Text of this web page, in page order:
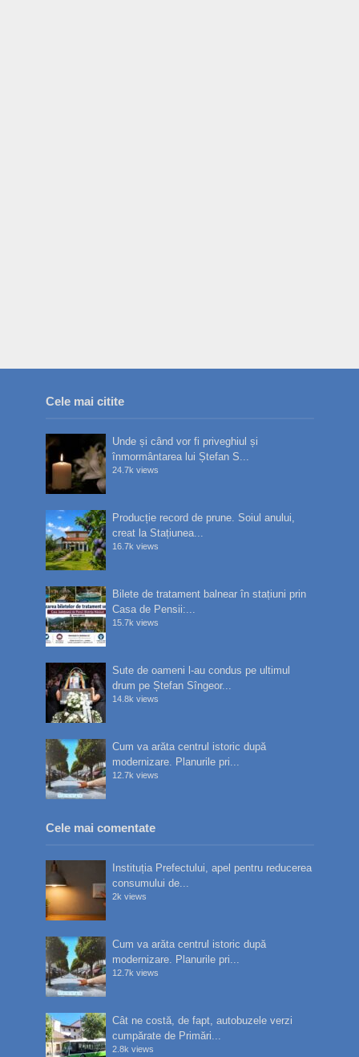
Cele mai citite
Unde și când vor fi priveghiul și
înmormântarea lui Ștefan S...
24.7k views
Producție record de prune. Soiul anului,
creat la Stațiunea...
16.7k views
Bilete de tratament balnear în stațiuni prin
Casa de Pensii:...
15.7k views
Sute de oameni l-au condus pe ultimul
drum pe Ștefan Sîngeor...
14.8k views
Cum va arăta centrul istoric după
modernizare. Planurile pri...
12.7k views
Cele mai comentate
Instituția Prefectului, apel pentru reducerea
consumului de...
2k views
Cum va arăta centrul istoric după
modernizare. Planurile pri...
12.7k views
Cât ne costă, de fapt, autobuzele verzi
cumpărate de Primări...
2.8k views